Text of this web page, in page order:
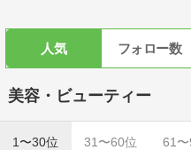
人気 フォロー数
美容・ビューティー
1〜30位 31〜60位 61